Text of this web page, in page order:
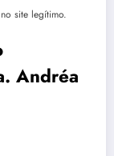
site legítimo.
Andréa